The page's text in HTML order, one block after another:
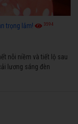
trọng lắm! 3594
nỗi niềm và tiết lộ sau
lương sáng đèn